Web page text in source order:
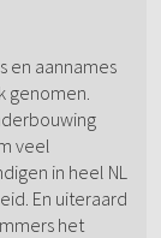
en aannames
genomen.
veel
in heel NL
En uiteraard
het